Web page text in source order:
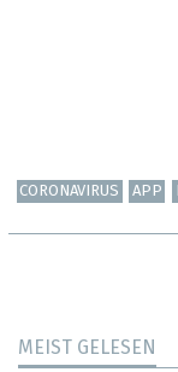
CORONAVIRUS APP
MEIST GELESEN